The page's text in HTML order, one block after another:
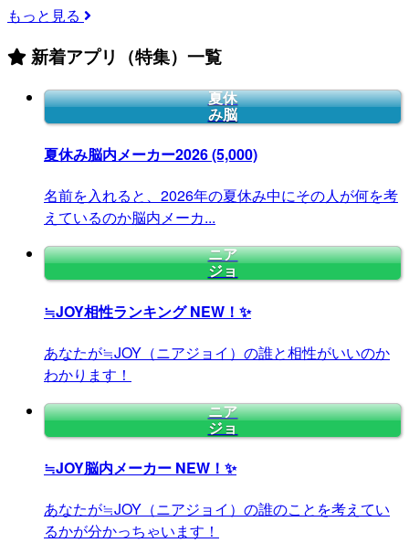
もっと見る
新着アプリ（特集）一覧
夏休
み脳
夏休み脳内メーカー2026(5,000)
名前を入れると、2026年の夏休み中にその人が何を考
えているのか脳内メーカ...
ニア
ジョ
≒JOY相性ランキングNEW！✨
あなたが≒JOY（ニアジョイ）の誰と相性がいいのか
わかります！
ニア
ジョ
≒JOY脳内メーカー NEW！✨
あなたが≒JOY（ニアジョイ）の誰のことを考えてい
るかが分かっちゃいます！